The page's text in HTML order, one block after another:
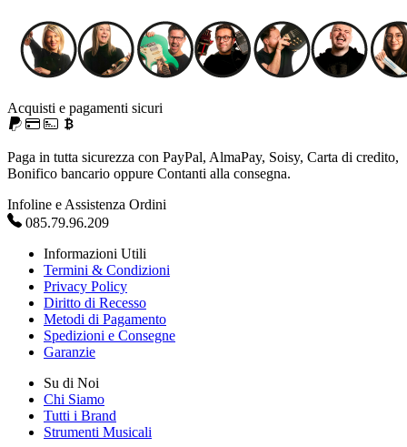
Acquisti e pagamenti sicuri
Paga in tutta sicurezza con PayPal, AlmaPay, Soisy, Carta di credito,
Bonifico bancario oppure Contanti alla consegna.
Infoline e Assistenza Ordini
085.79.96.209
Informazioni Utili
Termini & Condizioni
Privacy Policy
Diritto di Recesso
Metodi di Pagamento
Spedizioni e Consegne
Garanzie
Su di Noi
Chi Siamo
Tutti i Brand
Strumenti Musicali